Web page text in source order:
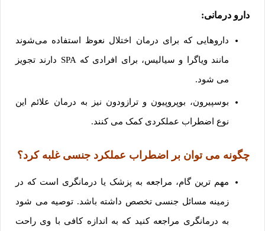
دارو درمانی:
داروهایی که برای درمان اختلال نعوظ استفاده می‌شوند
مانند ویاگرا و سیالیس، برای افرادی که SPA دارند تجویز
می شود.
بوسپیرون، بوپروپیون و ترازودون نیز به درمان علائم این
نوع اضطراب عملکردی کمک می کنند.
چگونه می توان بر اضطراب عملکرد جنسی غلبه کرد؟
مهم ترین گام، مراجعه به پزشک یا درمانگری است که در
زمینه مسائل جنسی تخصص داشته باشد. توصیه می شود
به درمانگری مراجعه کنید که به اندازه کافی با وی راحت